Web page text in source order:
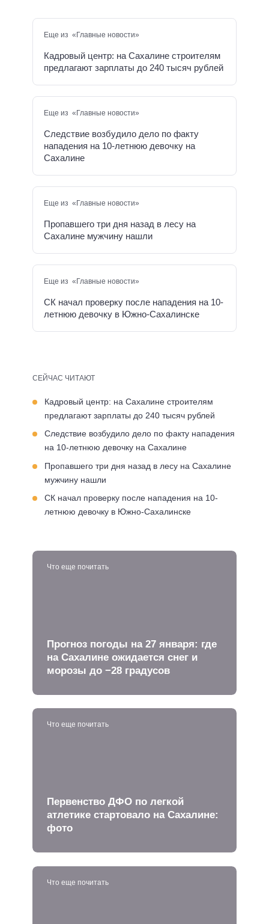
Еще из «Главные новости»
Кадровый центр: на Сахалине строителям
предлагают зарплаты до 240 тысяч рублей
Еще из «Главные новости»
Следствие возбудило дело по факту
нападения на 10-летнюю девочку на
Сахалине
Еще из «Главные новости»
Пропавшего три дня назад в лесу на
Сахалине мужчину нашли
Еще из «Главные новости»
СК начал проверку после нападения на 10-
летнюю девочку в Южно-Сахалинске
СЕЙЧАС ЧИТАЮТ
Кадровый центр: на Сахалине строителям
предлагают зарплаты до 240 тысяч рублей
Следствие возбудило дело по факту нападения
на 10-летнюю девочку на Сахалине
Пропавшего три дня назад в лесу на Сахалине
мужчину нашли
СК начал проверку после нападения на 10-
летнюю девочку в Южно-Сахалинске
Что еще почитать
Прогноз погоды на 27 января: где
на Сахалине ожидается снег и
морозы до −28 градусов
Что еще почитать
Первенство ДФО по легкой
атлетике стартовало на Сахалине:
фото
Что еще почитать